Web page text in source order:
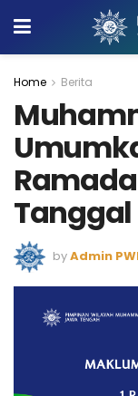
Home Berita
byAdmin